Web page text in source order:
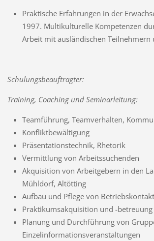
Praktische Erfahrungen in der
1997. Multikulturelle Kompetenzen
Arbeit mit ausländischen Teilnehmern
Schulungsbeauftragter:
Training, Coaching und Seminarleitung:
Teamführung, Teamverhalten,
Konfliktbewältigung
Präsentationstechnik, Rhetorik
Vermittlung von Arbeitssuchenden
Akquisition von Arbeitgebern in den
Mühldorf, Altötting
Aufbau und Pflege von
Praktikumsakquisition und -betreuung
Planung und Durchführung von
Einzelinformationsveranstaltungen